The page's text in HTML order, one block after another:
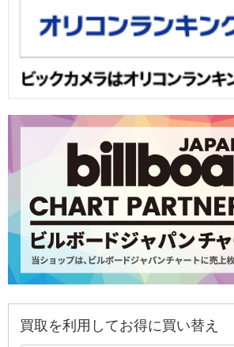
買取を利用してお得に買い替え